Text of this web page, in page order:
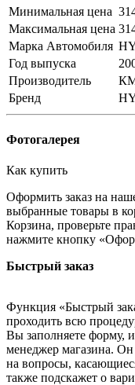
Минимальная цена
Максимальная цена
Марка Автомобиля
Год выпуска
Производитель
Бренд
Фотогалерея
Как купить
Оформить заказ на
выбранные товары в
Корзина, проверьте
нажмите кнопку
Быстрый заказ
Функция «Быстрый
проходить всю
Вы заполняете форму,
менеджер магазина. Он
на вопросы,
также подскажет о